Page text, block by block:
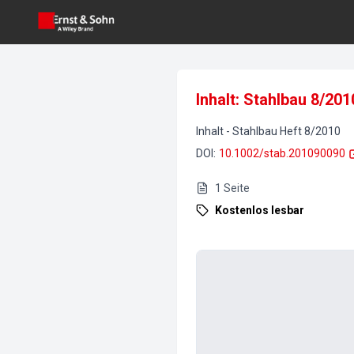
Inhalt: Stahlbau 8/
Inhalt - Stahlbau Heft8/2010
DOI : 10.1002/stab.201090090
1 Seite
Kostenlos lesbar